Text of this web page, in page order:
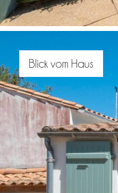
Blick vom Haus